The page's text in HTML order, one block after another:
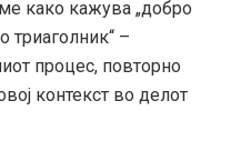
како кажува „добро
триаголник“ –
процес, повторно
контекст во делот